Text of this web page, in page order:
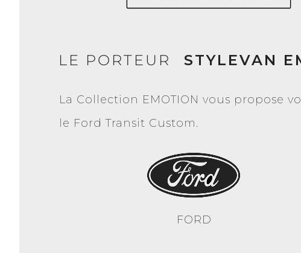
FORD
La Collection EMOTION vous propose
le Ford Transit Custom.
LE PORTEUR STYLEVAN